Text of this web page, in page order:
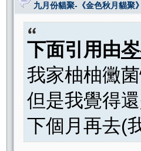
九月份貓聚-《金色秋月貓聚》
下面引用由
我家柚柚黴
但是我覺得
下個月再去(